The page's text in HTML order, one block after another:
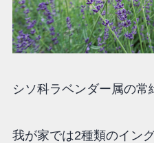
シソ科ラベンダー属の常
我が家では2種類のイン